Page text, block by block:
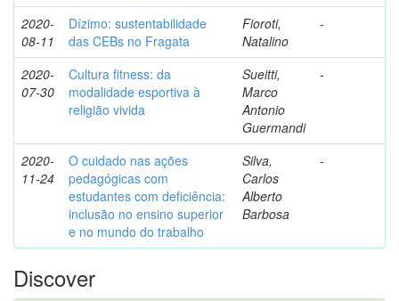
2020-
08-11
Dízimo: sustentabilidade
das CEBs no Fragata
Fioroti,
Natalino
-
2020-
07-30
Cultura fitness: da
modalidade esportiva à
religião vivida
Sueitti,
Marco
Antonio
Guermandi
-
2020-
11-24
O cuidado nas ações
pedagógicas com
estudantes com deficiência:
inclusão no ensino superior
e no mundo do trabalho
Silva,
Carlos
Alberto
Barbosa
-
Discover